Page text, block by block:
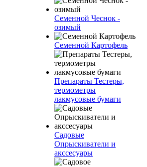
Семенной Чеснок -
озимый
Семенной Картофель
Препараты Тестеры,
термометры
лакмусовые бумаги
Садовые
Опрыскиватели и
акссесуары